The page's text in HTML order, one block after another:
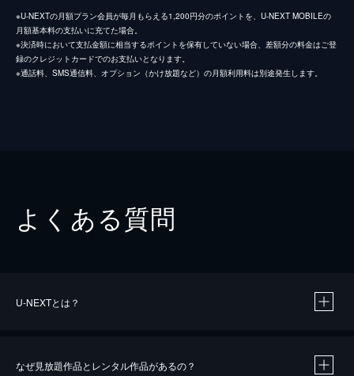
※U-NEXTの月額プラン会員が毎月もらえる1,200円分のポイントを、U-NEXT MOBILEの
月額基本料の支払いに充てた場合。
※決済時において支払金額に相当するポイントを保有していない場合、差額分の料金はご登
録のクレジットカードでのお支払いとなります。
※通話料、SMS通信料、オプション（かけ放題など）の月額利用料は別途発生します。
よくある質問
U-NEXTとは？
なぜ見放題作品とレンタル作品があるの？